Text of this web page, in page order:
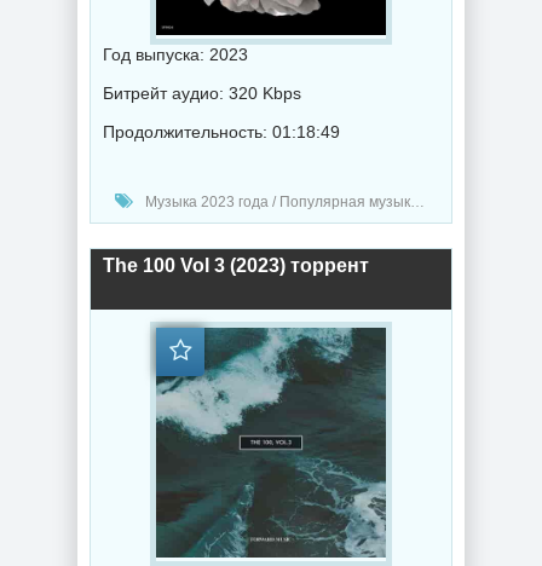
Год выпуска: 2023
Битрейт аудио: 320 Kbps
Продолжительность: 01:18:49
Музыка 2023 года / Популярная музыка / Хаус музыка / Музыка VA
The 100 Vol 3 (2023) торрент